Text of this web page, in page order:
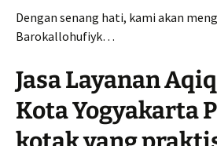
Dengan senang hati, kami akan
Barokallohufiyk…
Jasa Layanan
Kota Yogyakarta